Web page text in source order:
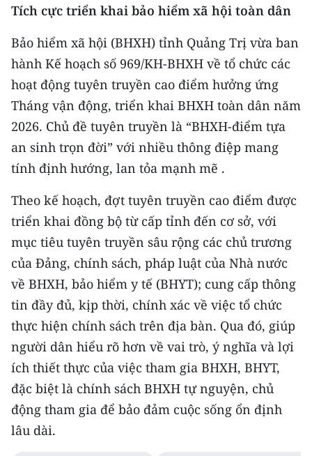
Tích cực triển khai bảo hiểm xã hội toàn dân
Bảo hiểm xã hội (BHXH) tỉnh Quảng Trị vừa ban
hành Kế hoạch số 969/KH-BHXH về tổ chức các
hoạt động tuyên truyền cao điểm hưởng ứng
Tháng vận động, triển khai BHXH toàn dân năm
2026. Chủ đề tuyên truyền là “BHXH-điểm tựa
an sinh trọn đời” với nhiều thông điệp mang
tính định hướng, lan tỏa mạnh mẽ .
Theo kế hoạch, đợt tuyên truyền cao điểm được
triển khai đồng bộ từ cấp tỉnh đến cơ sở, với
mục tiêu tuyên truyền sâu rộng các chủ trương
của Đảng, chính sách, pháp luật của Nhà nước
về BHXH, bảo hiểm y tế (BHYT); cung cấp thông
tin đầy đủ, kịp thời, chính xác về việc tổ chức
thực hiện chính sách trên địa bàn. Qua đó, giúp
người dân hiểu rõ hơn về vai trò, ý nghĩa và lợi
ích thiết thực của việc tham gia BHXH, BHYT,
đặc biệt là chính sách BHXH tự nguyện, chủ
động tham gia để bảo đảm cuộc sống ổn định
lâu dài.